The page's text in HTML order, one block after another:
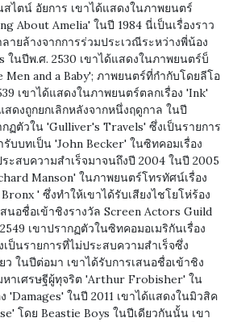
สไตน์ อัยการ เขาได้แสดงในภาพยนตร์
About Amelia' ในปี 1984 นี่เป็นเรื่องราว
ายล้างจากการร่วมประเวณีระหว่างพี่น้อง
ในปีพ.ศ. 2530 เขาได้แสดงในภาพยนตร์บ็
and a Baby'; ภาพยนตร์ที่กำกับโดยลีโอ
เขาได้แสดงในภาพยนตร์ตลกเรื่อง 'Ink'
สดงถูกยกเลิกหลังจากหนึ่งฤดูกาล ในปี
ฏตัวใน 'Gulliver's Travels' ซึ่งเป็นรายการ
รับบทเป็น 'John Becker' ในซิทคอมเรื่อง
ะสบความสำเร็จมาจนถึงปี 2004 ในปี 2005
Manson' ในภาพยนตร์โทรทัศน์เรื่อง
' ซึ่งทำให้เขาได้รับเสียงไชโยโห่ร้อง
นอชื่อเข้าชิงรางวัล Screen Actors Guild
เขาปรากฏตัวในซิทคอมอเมริกันเรื่อง
ป็นรายการที่ไม่ประสบความสำเร็จซึ่ง
ว ในปีต่อมา เขาได้รับการเสนอชื่อเข้าชิง
หาเศรษฐีผู้ทุจริต 'Arthur Frobisher' ใน
'Damages' ในปี 2011 เขาได้แสดงในมิวสิค
โดย Beastie Boys ในปีเดียวกันนั้น เขา